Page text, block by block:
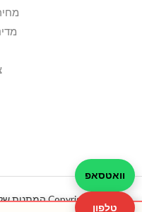
וואטסאפ
טלפון